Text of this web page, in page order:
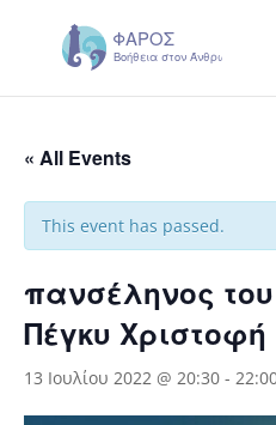
« All Events
This event has passed.
πανσέληνος
Πέγκυ Χριστοφή
13 Ιουλίου 2022 @ 20:30 -